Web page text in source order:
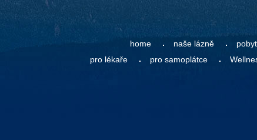
home naše lázně
pro lékaře
pro samoplátce